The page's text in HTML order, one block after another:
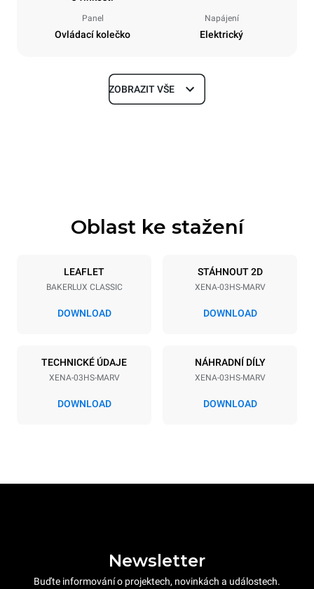
Panel
Ovládací kolečko
Napájení
Elektrický
Rozměry
Specifikace plechů
3 460x330
Vzdálenost mezi zásobníky
Napětí
230V 1N~
Příkon
3 kW
ZOBRAZIT VŠE
Oblast ke stažení
LEAFLET
BAKERLUX CLASSIC
DOWNLOAD
STÁHNOUT 2D
XENA-03HS-MARV
DOWNLOAD
TECHNICKÉ ÚDAJE
XENA-03HS-MARV
DOWNLOAD
NÁHRADNÍ DÍLY
XENA-03HS-MARV
DOWNLOAD
Newsletter
Buďte informování o projektech, novinkách a událostech.